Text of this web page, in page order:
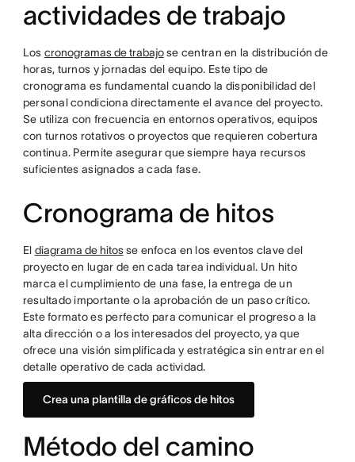
actividades de trabajo
Los cronogramas de trabajose centran en la distribución de
horas, turnos y jornadas del equipo. Este tipo de
cronograma es fundamental cuando la disponibilidad del
personal condiciona directamente el avance del proyecto.
Se utiliza con frecuencia en entornos operativos, equipos
con turnos rotativos o proyectos que requieren cobertura
continua. Permite asegurar que siempre haya recursos
suficientes asignados a cada fase.
Cronograma de hitos
El diagrama de hitosse enfoca en los eventos clave del
proyecto en lugar de en cada tarea individual. Un hito
marca el cumplimiento de una fase, la entrega de un
resultado importante o la aprobación de un paso crítico.
Este formato es perfecto para comunicar el progreso a la
alta dirección o a los interesados del proyecto, ya que
ofrece una visión simplificada y estratégica sin entrar en el
detalle operativo de cada actividad.
Crea una plantilla de gráficos de hitos
Método del camino